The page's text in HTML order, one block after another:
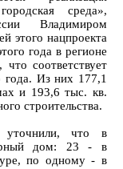
среда»,
Владимиром
этого нацпроекта
года в регионе
соответствует
года. Из них 177,1
и 193,6 тыс. кв.
строительства.
уточнили, что в
дом: 23 - в
по одному - в